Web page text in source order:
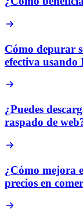
Cómo depurar
efectiva usando
¿Puedes
raspado de
¿Cómo mejora
precios en